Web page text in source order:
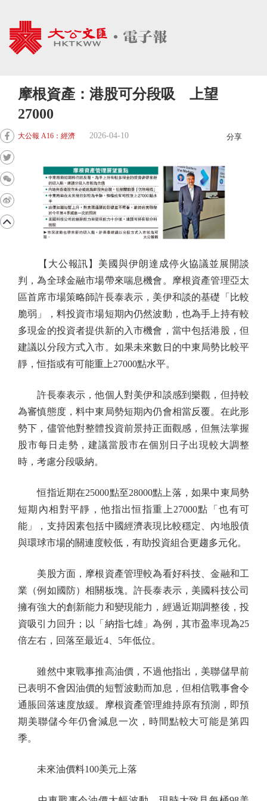
摩根資產：港股可分段吸 上望
27000
大公報 A16：經濟 2026-04-10 分享
【大公報訊】美國與伊朗達成停火協議並展開談
判，為全球金融市場帶來喘息機會。摩根資產管理亞太
區首席市場策略師許長泰表示，美伊和談的基礎「比較
脆弱」，料投資市場短期內仍然波動，也為手上持有較
多現金的投資者提供新的入市機會，當中包括港股，但
建議以分段方式入市。如果未來數日的中東局勢比較平
靜，恒指或有可能重上27000點水平。
許長泰表示，他個人對美伊和談感到樂觀，但持較
為審慎態度，料中東局勢短期內仍會相當反覆。在此形
勢下，儘管他對整體投資前景持正面觀感，但無法掌握
股市每日走勢，建議當股市在個別日子出現較大調整
時，考慮分段吸納。
恒指近期在25000點至28000點上落，如果中東局勢
短期內相對平靜，他指出恒指重上27000點「也有可
能」，支持因素包括中國經濟表現比較穩定、內地股債
與環球市場的關連度較低，有助投資組合更趨多元化。
美股方面，摩根資產管理較為看好科技、金融和工
業（例如國防）相關板塊。許長泰表示，美國科技公司
擁有強大的創新能力和變現能力，經過近期調整後，投
資吸引力回升；以「納指七雄」為例，其市盈率現為25
倍左右，回落至最近4、5年低位。
雖然中東戰事推高油價，不過他指出，美聯儲早前
已表明不會因油價的短暫波動而加息，但相信戰事會令
通脹回落速度放緩。摩根資產管理維持原有預測，即預
期美聯儲今年仍會減息一次，時間點較大可能是第四
季。
未來油價料100美元上落